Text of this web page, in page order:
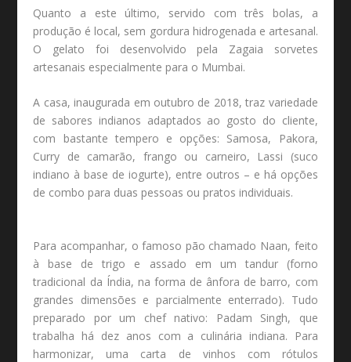
Quanto a este último, servido com três bolas, a
produção é local, sem gordura hidrogenada e artesanal.
O gelato foi desenvolvido pela Zagaia sorvetes
artesanais especialmente para o Mumbai.
A casa, inaugurada em outubro de 2018, traz variedade
de sabores indianos adaptados ao gosto do cliente,
com bastante tempero e opções: Samosa, Pakora,
Curry de camarão, frango ou carneiro, Lassi (suco
indiano à base de iogurte), entre outros – e há opções
de combo para duas pessoas ou pratos individuais.
Para acompanhar, o famoso pão chamado Naan, feito
à base de trigo e assado em um tandur (forno
tradicional da Índia, na forma de ânfora de barro, com
grandes dimensões e parcialmente enterrado). Tudo
preparado por um chef nativo: Padam Singh, que
trabalha há dez anos com a culinária indiana. Para
harmonizar, uma carta de vinhos com rótulos